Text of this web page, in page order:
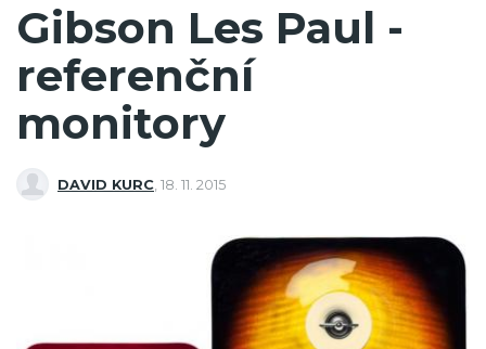
Gibson Les Paul -
referenční
monitory
DAVID KURC 18. 11. 2015